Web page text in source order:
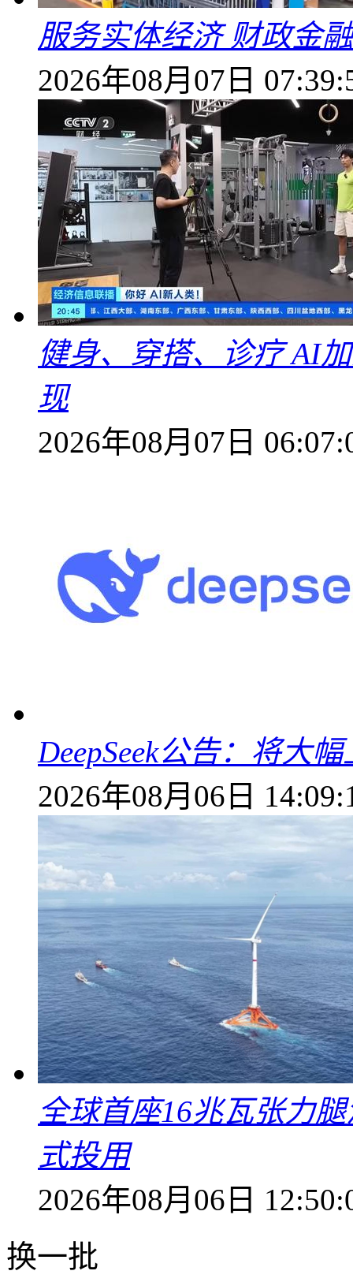
服务实体经济 财政金
2026年08月07日
健身、穿搭、诊疗 AI
现
2026年08月07日
DeepSeek公告：将大
2026年08月06日
全球首座16兆瓦张力
式投用
2026年08月06日
换一批